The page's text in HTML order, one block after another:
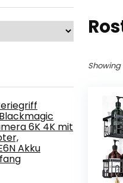
6K 4K mit
Akku